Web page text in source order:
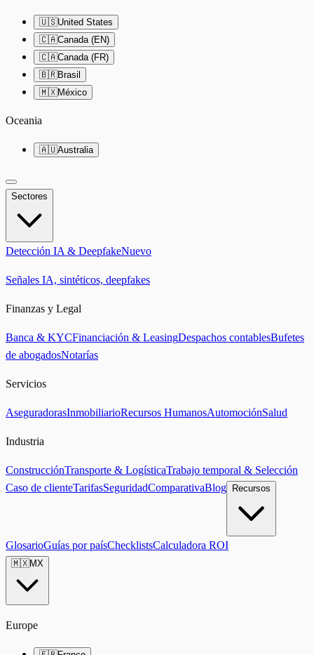
🇺🇸United States
🇨🇦Canada (EN)
🇨🇦Canada (FR)
🇧🇷Brasil
🇲🇽México
Oceania
🇦🇺Australia
Sectores
Detección IA & DeepfakeNuevo
Señales IA, sintéticos, deepfakes
Finanzas y Legal
Banca & KYCFinanciación & LeasingDespachos contablesBufetes
de abogadosNotarías
Servicios
AseguradorasInmobiliarioRecursos HumanosAutomociónSalud
Industria
ConstrucciónTransporte & LogísticaTrabajo temporal & Selección
Caso de clienteTarifasSeguridadComparativaBlog Recursos
GlosarioGuías por paísChecklistsCalculadora ROI
🇲🇽MX
Europe